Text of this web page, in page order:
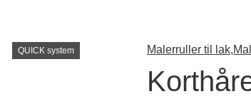
QUICK system Malerruller til lak,